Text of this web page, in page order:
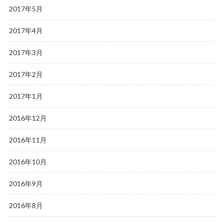
2017年5月
2017年4月
2017年3月
2017年2月
2017年1月
2016年12月
2016年11月
2016年10月
2016年9月
2016年8月